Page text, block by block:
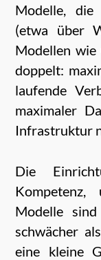
Modelle,
(etwa über
Modellen wie
doppelt:
laufende
maximaler
Infrastruktur
Die
Modelle
schwächer
eine kleine